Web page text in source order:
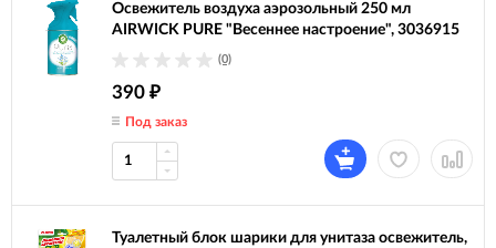
Освежитель воздуха аэрозольный 250 мл
AIRWICK PURE "Весеннее настроение", 3036915
(0)
390 ₽
Под заказ
Туалетный блок шарики для унитаза освежитель,